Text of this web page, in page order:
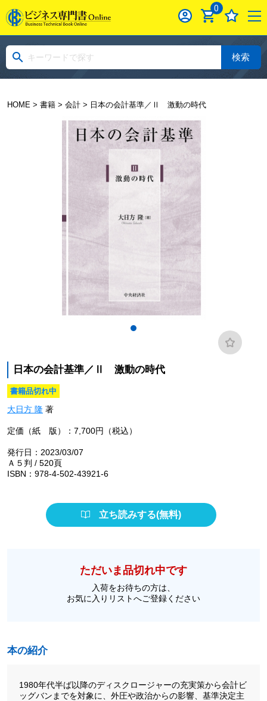
0
検索
HOME> 書籍> 会計> 日本の会計基準／Ⅱ 激動の時代
日本の会計基準／Ⅱ 激動の時代
書籍品切れ中
大日方 隆 著
定価（紙 版）：7,700円（税込）
発行日：2023/03/07
Ａ５判 / 520頁
ISBN：978-4-502-43921-6
立ち読みする(無料)
ただいま品切れ中です
入荷をお待ちの方は、
お気に入りリストへご登録ください
本の紹介
1980年代半ば以降のディスクロージャーの充実策から会計ビ
ッグバンまでを対象に、外圧や政治からの影響、基準決定主